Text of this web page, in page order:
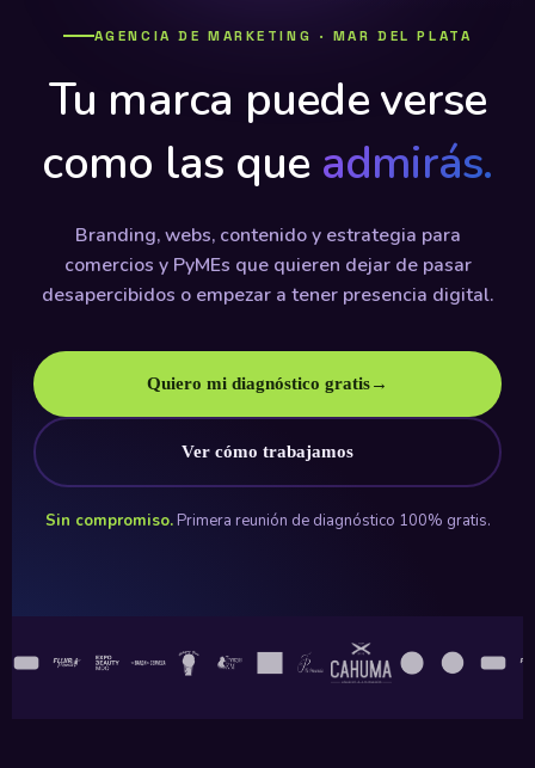
AGENCIA DE MARKETING · MAR DEL PLATA
Tu marca puede verse
como las que admirás.
Branding, webs, contenido y estrategia para
comercios y PyMEs que quieren dejar de pasar
desapercibidos o empezar a tener presencia digital.
Quiero mi diagnóstico gratis→
Ver cómo trabajamos
Sin compromiso.Primera reunión de diagnóstico 100% gratis.